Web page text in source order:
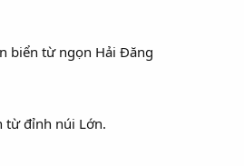
biển từ ngọn Hải Đăng
từ đỉnh núi Lớn.